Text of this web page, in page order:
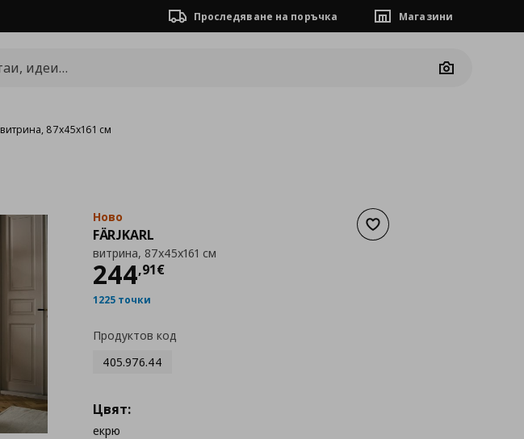
Проследяване на поръчка Магазини
Camera
витрина, 87x45x161 см
Добави към списъка с
Ново
FÄRJKARL
витрина, 87x45x161 см
244,91€
Цена
1225 точки
Продуктов код
405.976.44
Цвят:
екрю